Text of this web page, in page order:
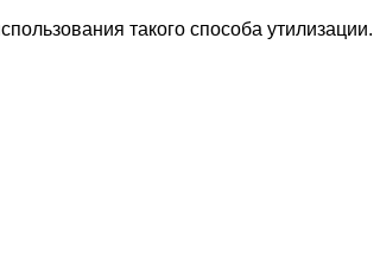
такого способа утилизации.